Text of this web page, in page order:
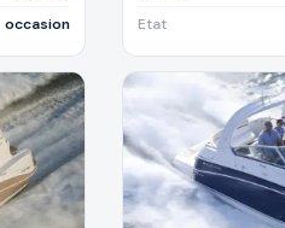
occasion
Etat